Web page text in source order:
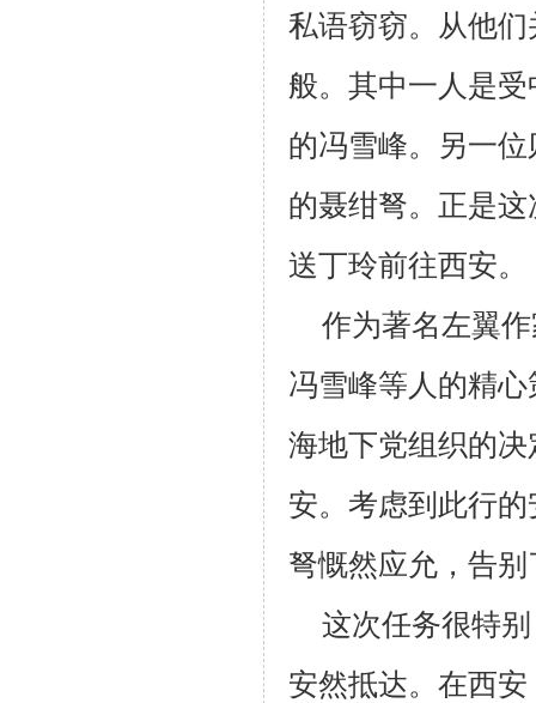
私语窃窃。从他
般。其中一人是
的冯雪峰。另一
的聂绀弩。正是
送丁玲前往西安。
作为著名左翼
冯雪峰等人的精
海地下党组织的
安。考虑到此行
弩慨然应允，告
这次任务很特
安然抵达。在西